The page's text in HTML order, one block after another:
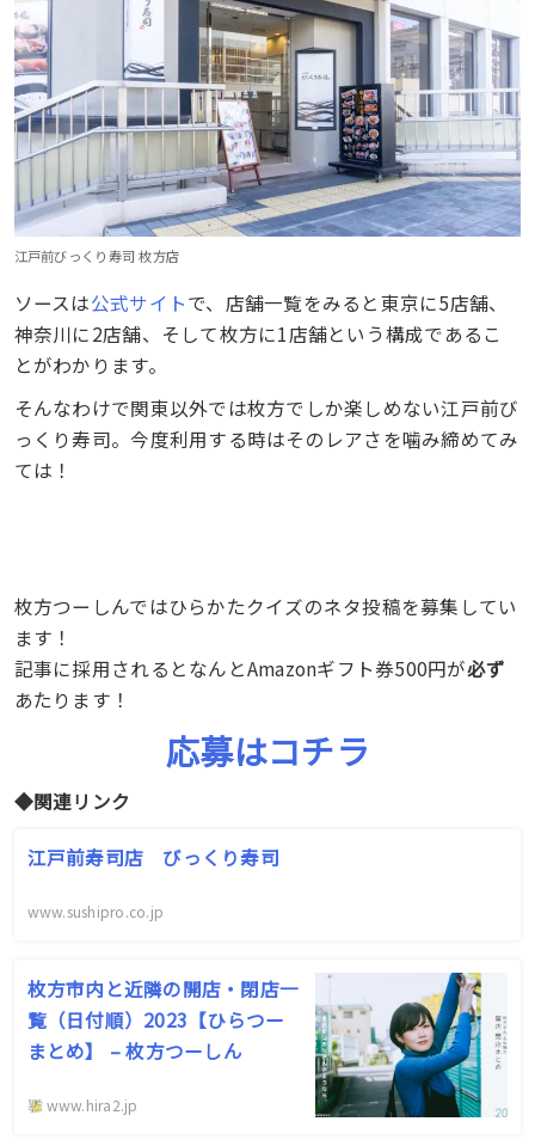
江戸前びっくり寿司 枚方店
ソースは公式サイトで、店舗一覧をみると東京に5店舗、
神奈川に2店舗、そして枚方に1店舗という構成であるこ
とがわかります。
そんなわけで関東以外では枚方でしか楽しめない江戸前び
っくり寿司。今度利用する時はそのレアさを噛み締めてみ
ては！
枚方つーしんではひらかたクイズのネタ投稿を募集してい
ます！
記事に採用されるとなんとAmazonギフト券500円が必ず
あたります！
応募はコチラ
◆関連リンク
江戸前寿司店 びっくり寿司
www.sushipro.co.jp
枚方市内と近隣の開店・閉店一
覧（日付順）2023【ひらつー
まとめ】 – 枚方つーしん
www.hira2.jp